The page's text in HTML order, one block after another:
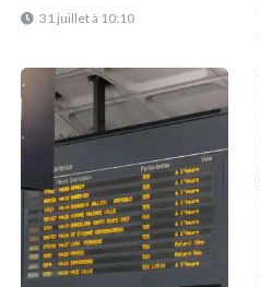
31 juillet à 10:10